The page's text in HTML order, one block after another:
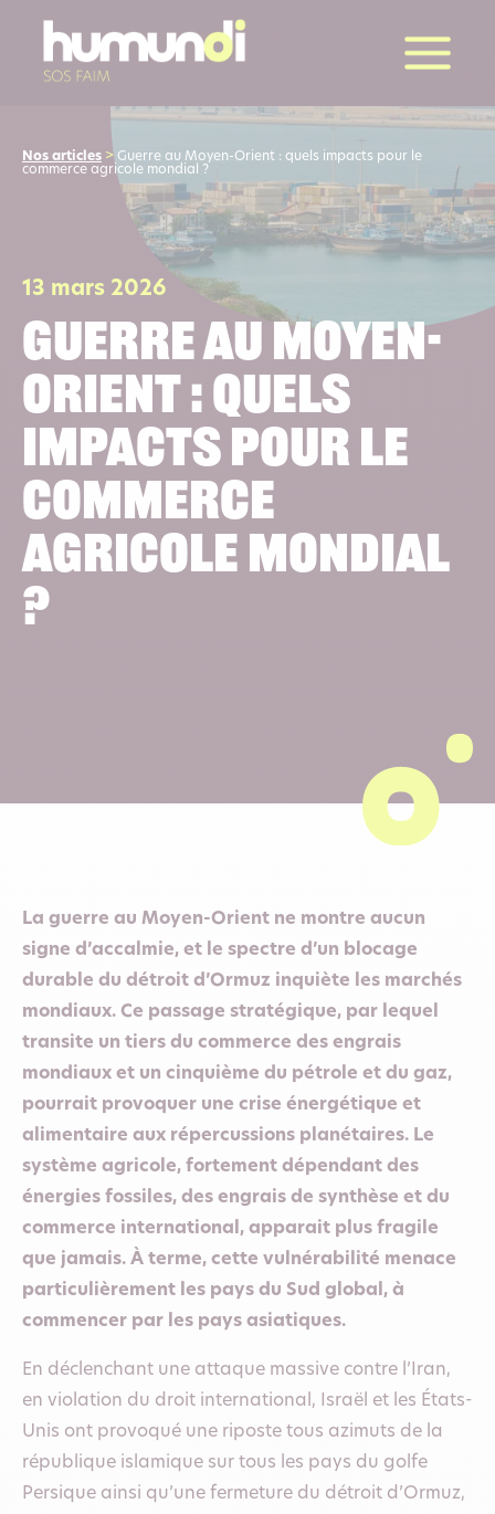
Nos articles > Guerre au Moyen-Orient : quels impacts pour le
commerce agricole mondial ?
13 mars 2026
Guerre au Moyen-
Orient : quels
impacts pour le
commerce
agricole mondial
?
La guerre au Moyen-Orient ne montre aucun
signe d’accalmie, et le spectre d’un blocage
durable du détroit d’Ormuz inquiète les marchés
mondiaux. Ce passage stratégique, par lequel
transite un tiers du commerce des engrais
mondiaux et un cinquième du pétrole et du gaz,
pourrait provoquer une crise énergétique et
alimentaire aux répercussions planétaires. Le
système agricole, fortement dépendant des
énergies fossiles, des engrais de synthèse et du
commerce international, apparait plus fragile
que jamais. À terme, cette vulnérabilité menace
particulièrement les pays du Sud global, à
commencer par les pays asiatiques.
En déclenchant une attaque massive contre l’Iran,
en violation du droit international, Israël et les États-
Unis ont provoqué une riposte tous azimuts de la
république islamique sur tous les pays du golfe
Persique ainsi qu’une fermeture du détroit d’Ormuz,